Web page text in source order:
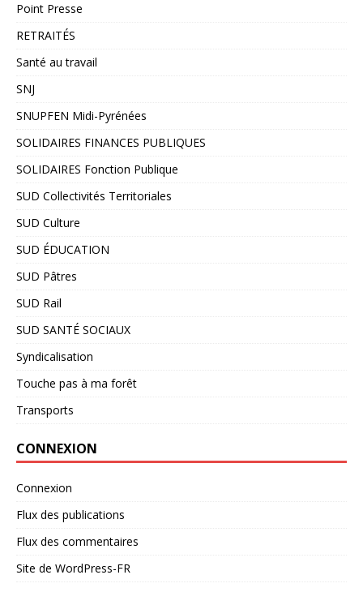
Point Presse
RETRAITÉS
Santé au travail
SNJ
SNUPFEN Midi-Pyrénées
SOLIDAIRES FINANCES PUBLIQUES
SOLIDAIRES Fonction Publique
SUD Collectivités Territoriales
SUD Culture
SUD ÉDUCATION
SUD Pâtres
SUD Rail
SUD SANTÉ SOCIAUX
Syndicalisation
Touche pas à ma forêt
Transports
CONNEXION
Connexion
Flux des publications
Flux des commentaires
Site de WordPress-FR